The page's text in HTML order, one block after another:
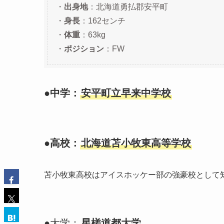
・ 出身地：北海道勇払郡安平町
・ 身長 ：162センチ
・ 体重 ：63kg
・ ポジション ：FW
●中学： 安平町立早来中学校
●高校： 北海道苫小牧東高等学校
苫小牧東高校はアイスホッケー部の強豪校として